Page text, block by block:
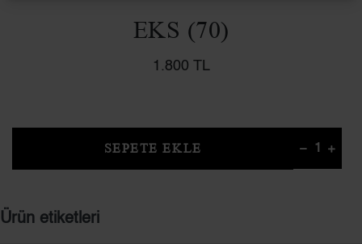
EKS (70)
1.800 TL
SEPETE EKLE
Ürün etiketleri